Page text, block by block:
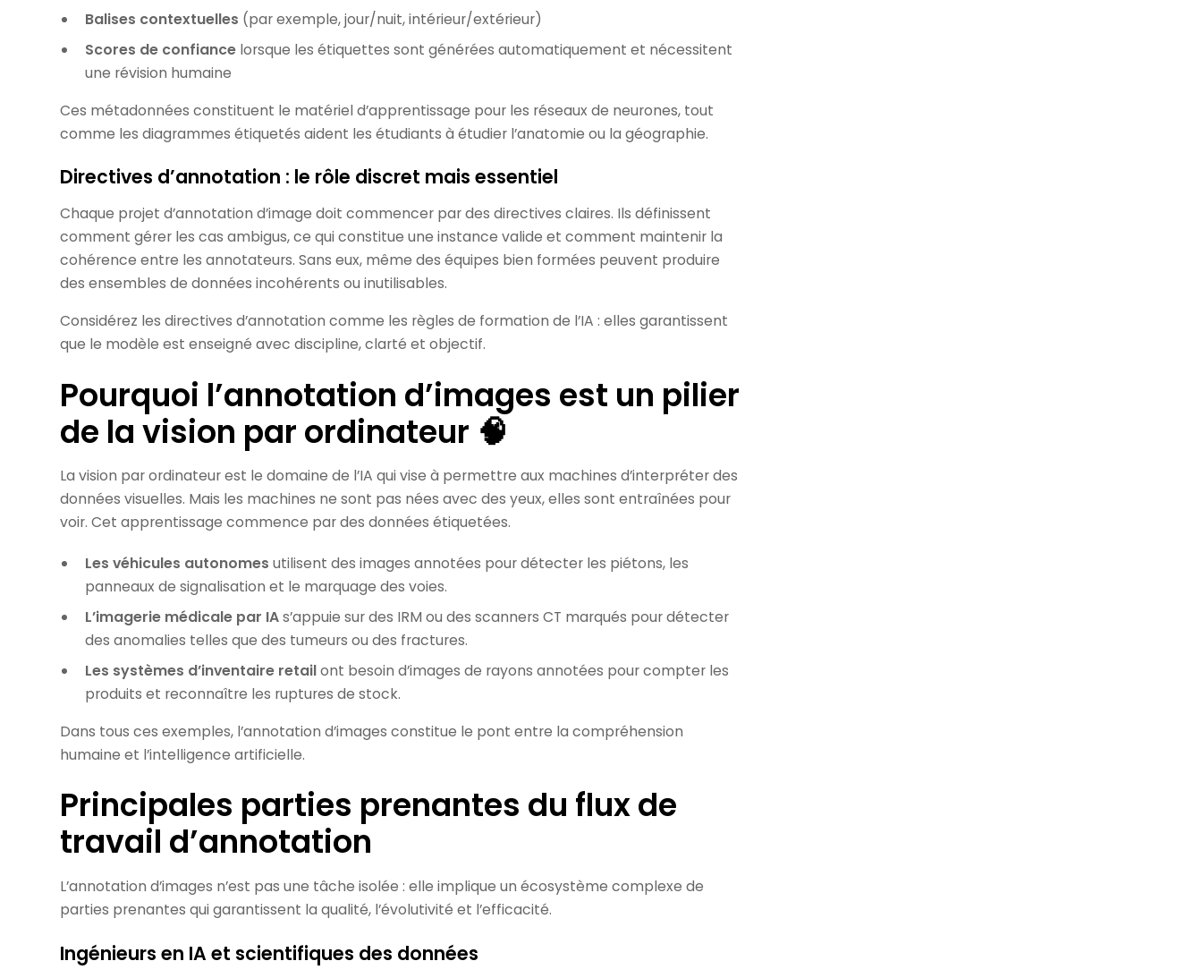
Balises contextuelles (par exemple, jour/nuit, intérieur/extérieur)
Scores de confiancelorsque les étiquettes sont générées automatiquement et nécessitent
une révision humaine
Ces métadonnées constituent le matériel d’apprentissage pour les réseaux de neurones, tout
comme les diagrammes étiquetés aident les étudiants à étudier l’anatomie ou la géographie.
Directives d’annotation : le rôle discret mais essentiel
Chaque projet d’annotation d’image doit commencer par des directives claires. Ils définissent
comment gérer les cas ambigus, ce qui constitue une instance valide et comment maintenir la
cohérence entre les annotateurs. Sans eux, même des équipes bien formées peuvent produire
des ensembles de données incohérents ou inutilisables.
Considérez les directives d’annotation comme les règles de formation de l’IA : elles garantissent
que le modèle est enseigné avec discipline, clarté et objectif.
Pourquoi l’annotation d’images est un pilier
de la vision par ordinateur 🧠
La vision par ordinateur est le domaine de l’IA qui vise à permettre aux machines d’interpréter des
données visuelles. Mais les machines ne sont pas nées avec des yeux, elles sont entraînées pour
voir. Cet apprentissage commence par des données étiquetées.
Les véhicules autonomes utilisent des images annotées pour détecter les piétons, les
panneaux de signalisation et le marquage des voies.
L’imagerie médicale par IAs’appuie sur des IRM ou des scanners CT marqués pour détecter
des anomalies telles que des tumeurs ou des fractures.
Les systèmes d’inventaire retailont besoin d’images de rayons annotées pour compter les
produits et reconnaître les ruptures de stock.
Dans tous ces exemples, l’annotation d’images constitue le pont entre la compréhension
humaine et l’intelligence artificielle.
Principales parties prenantes du flux de
travail d’annotation
L’annotation d’images n’est pas une tâche isolée : elle implique un écosystème complexe de
parties prenantes qui garantissent la qualité, l’évolutivité et l’efficacité.
Ingénieurs en IA et scientifiques des données